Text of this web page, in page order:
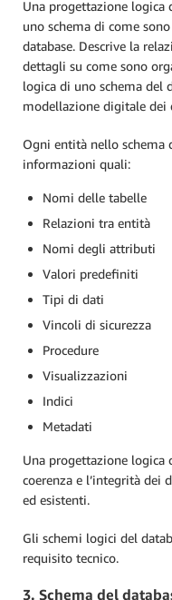
Una progettazione logica
uno schema di come
database. Descrive la
dettagli su come sono
logica di uno schema del
modellazione digitale dei
Ogni entità nello schema
informazioni quali:
Nomi delle tabelle
Relazioni tra entità
Nomi degli attributi
Valori predefiniti
Tipi di dati
Vincoli di sicurezza
Procedure
Visualizzazioni
Indici
Metadati
Una progettazione logica
coerenza e l’integrità dei
ed esistenti.
Gli schemi logici del
requisito tecnico.
3. Schema del